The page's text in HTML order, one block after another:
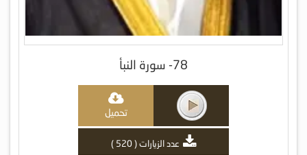
78- سورة النبأ
تحميل
عدد الزيارات ( 520 )